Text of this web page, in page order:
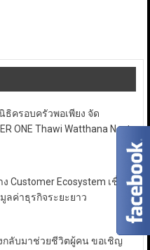
ครอบครัวพอเพียง จัด
ONE Thawi Watthana Next
ง Customer Ecosystem เชื่อม
ค่าธุรกิจระยะยาว
กลับมาช่วยชีวิตผู้คน ขอเชิญ